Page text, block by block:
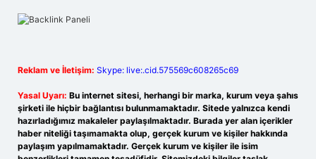
Reklam ve İletişim: Skype: live:.cid.575569c608265c69
Yasal Uyarı: Bu internet sitesi, herhangi bir marka, kurum veya şahıs
şirketi ile hiçbir bağlantısı bulunmamaktadır. Sitede yalnızca kendi
hazırladığımız makaleler paylaşılmaktadır. Burada yer alan içerikler
haber niteliği taşımamakta olup, gerçek kurum ve kişiler hakkında
paylaşım yapılmamaktadır. Gerçek kurum ve kişiler ile isim